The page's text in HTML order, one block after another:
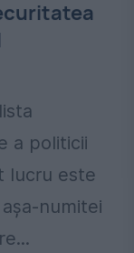
a politicii
lucru este
numitei